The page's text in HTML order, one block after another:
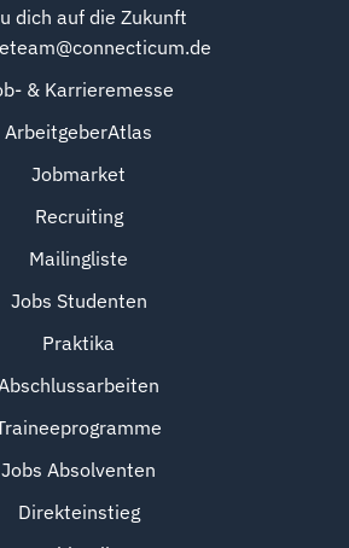
dich auf die Zukunft
& Karrieremesse
ArbeitgeberAtlas
Jobmarket
Recruiting
Mailingliste
Jobs Studenten
Praktika
Jobs Absolventen
Direkteinstieg